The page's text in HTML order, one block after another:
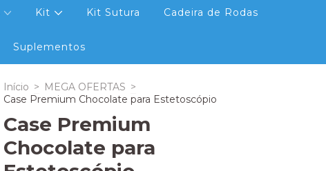
Kit Kit Sutura Cadeira de Rodas
Suplementos
Início > MEGA OFERTAS >
Case Premium Chocolate para Estetoscópio
Case Premium
Chocolate para